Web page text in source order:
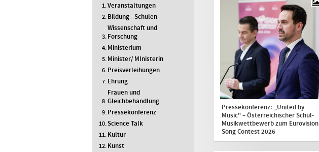
Veranstaltungen
Bildung - Schulen
Wissenschaft und
Forschung
Ministerium
Minister/ MInisterin
Preisverleihungen
Ehrung
Frauen und
Gleichbehandlung
Pressekonferenz
Science Talk
Kultur
Kunst
Pressekonferenz: „United by
Music" – Österreichischer Schul-
Musikwettbewerb zum Eurovision
Song Contest 2026